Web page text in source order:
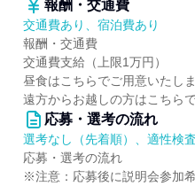
報酬・交通費
交通費あり、宿泊費あり
報酬・交通費
交通費支給（上限1万円）
昼食はこちらでご用意いたしま
遠方からお越しの方はこちら
応募・選考の流れ
選考なし（先着順）、適性検
応募・選考の流れ
※注意：応募後に説明会参加